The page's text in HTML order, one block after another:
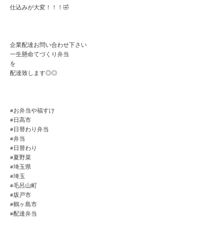
仕込みが大変！！！🤣
企業配達お問い合わせ下さい
一生懸命てづくり弁当
を
配達致します◎◎
#お弁当や福すけ
#日高市
#日替わり弁当
#弁当
#日替わり
#夏野菜
#埼玉県
#埼玉
#毛呂山町
#坂戸市
#鶴ヶ島市
#配達弁当